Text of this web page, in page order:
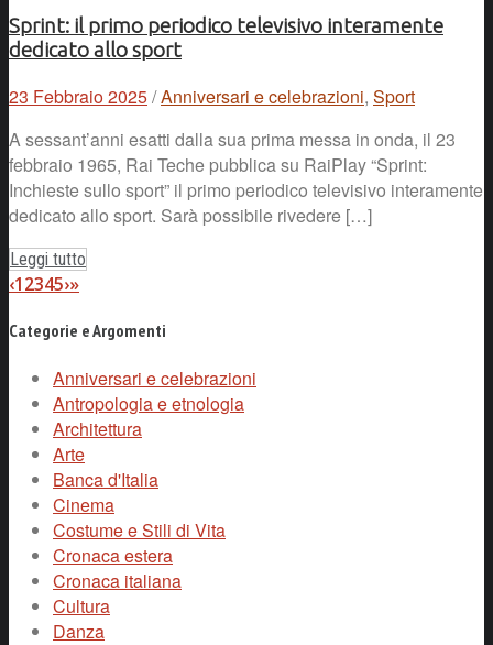
Sprint: il primo periodico televisivo interamente
dedicato allo sport
23 Febbraio 2025/Anniversari e celebrazioni, Sport
A sessant’anni esatti dalla sua prima messa in onda, il 23
febbraio 1965, Rai Teche pubblica su RaiPlay “Sprint:
Inchieste sullo sport” il primo periodico televisivo interamente
dedicato allo sport. Sarà possibile rivedere […]
Leggi tutto
‹12345›»
Categorie e Argomenti
Anniversari e celebrazioni
Antropologia e etnologia
Architettura
Arte
Banca d'Italia
Cinema
Costume e Stili di Vita
Cronaca estera
Cronaca italiana
Cultura
Danza